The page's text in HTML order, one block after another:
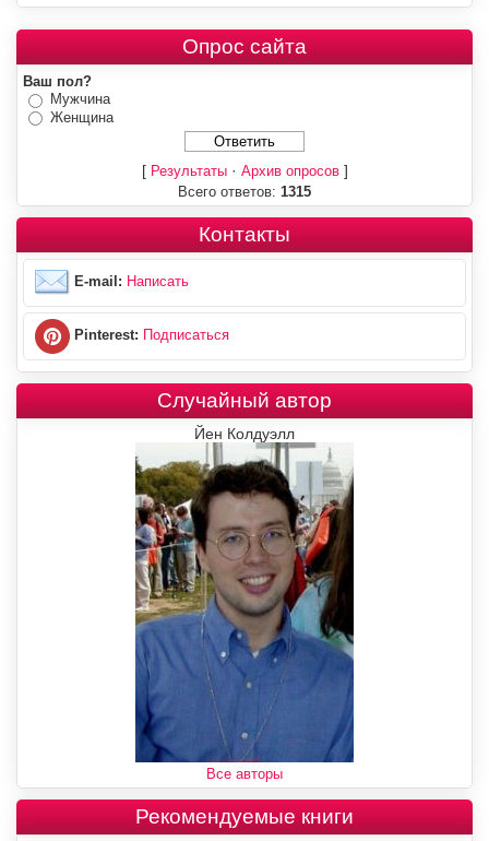
Опрос сайта
Ваш пол?
Мужчина
Женщина
[ Результаты· Архив опросов]
Всего ответов: 1315
Контакты
E-mail: Написать
Pinterest: Подписаться
Случайный автор
Йен Колдуэлл
Все авторы
Рекомендуемые книги